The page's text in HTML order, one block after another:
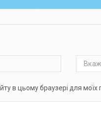
в цьому браузері для моїх